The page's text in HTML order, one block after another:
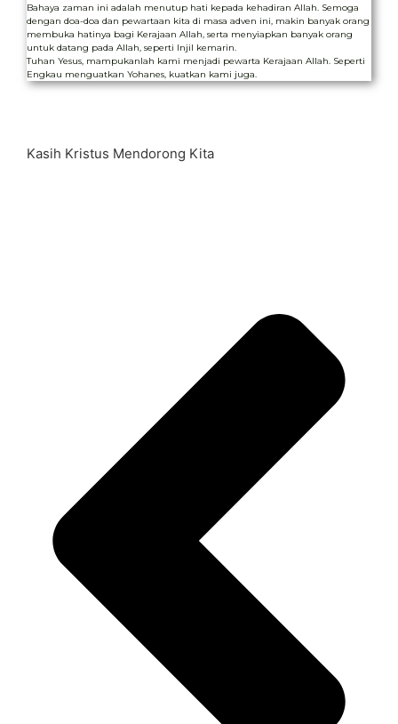
Bahaya zaman ini adalah menutup hati kepada kehadiran Allah. Semoga
dengan doa-doa dan pewartaan kita di masa adven ini, makin banyak orang
membuka hatinya bagi Kerajaan Allah, serta menyiapkan banyak orang
untuk datang pada Allah, seperti Injil kemarin.
Tuhan Yesus, mampukanlah kami menjadi pewarta Kerajaan Allah. Seperti
Engkau menguatkan Yohanes, kuatkan kami juga.
Kasih Kristus Mendorong Kita